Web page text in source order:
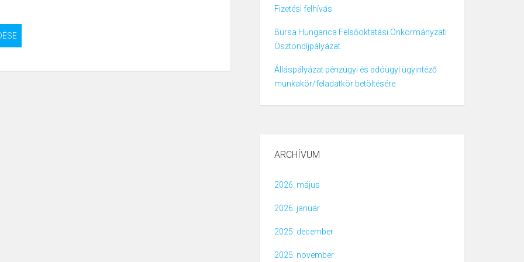
Fizetési felhívás
Bursa Hungarica Felsőoktatási Önkormányzati
Ösztöndíjpályázat
Álláspályázat pénzügyi és adóügyi ügyintéző
munkakör/feladatkör betöltésére
ARCHÍVUM
2026. május
2026. január
2025. december
2025. november